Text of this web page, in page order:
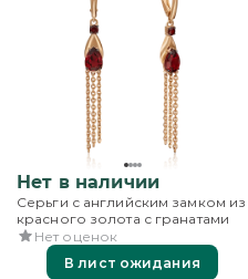
Нет в наличии
Серьги с английским замком из
красного золота с гранатами
Нет оценок
В лист ожидания